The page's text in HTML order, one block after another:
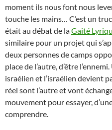
moment ils nous font nous
touche les mains… C’est un
était au débat de laGaité
similaire pour un projet qui
deux personnes de camps
place de l’autre, d’être
israélien et l’israélien devient
réel sont l’autre et vont
mouvement pour essayer,
comprendre.